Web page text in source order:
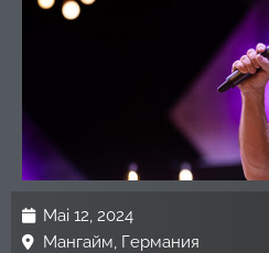
Mai 12, 2024
Мангайм, Германия